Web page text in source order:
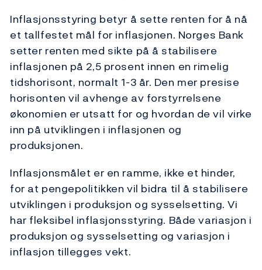
Inflasjonsstyring betyr å sette renten for å nå
et tallfestet mål for inflasjonen. Norges Bank
setter renten med sikte på å stabilisere
inflasjonen på 2,5 prosent innen en rimelig
tidshorisont, normalt 1-3 år. Den mer presise
horisonten vil avhenge av forstyrrelsene
økonomien er utsatt for og hvordan de vil virke
inn på utviklingen i inflasjonen og
produksjonen.
Inflasjonsmålet er en ramme, ikke et hinder,
for at pengepolitikken vil bidra til å stabilisere
utviklingen i produksjon og sysselsetting. Vi
har fleksibel inflasjonsstyring. Både variasjon i
produksjon og sysselsetting og variasjon i
inflasjon tillegges vekt.